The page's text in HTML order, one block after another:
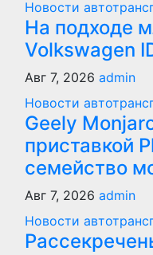
Новости
На подходе
Volkswagen
Авг 7, 2026 admin
Новости
Geely
приставкой
семейство
Авг 7, 2026 admin
Новости